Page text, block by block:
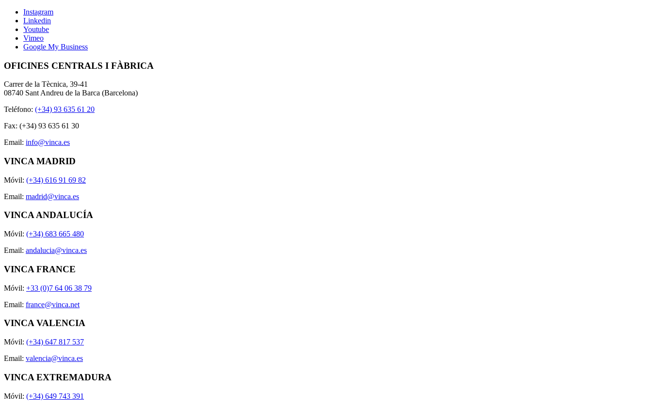
Instagram
Linkedin
Youtube
Vimeo
Google My Business
OFICINES CENTRALS I FÀBRICA
Carrer de la Tècnica, 39-41
08740 Sant Andreu de la Barca (Barcelona)
Teléfono: (+34) 93 635 61 20
Fax: (+34) 93 635 61 30
Email: info@vinca.es
VINCA MADRID
Móvil: (+34) 616 91 69 82
Email: madrid@vinca.es
VINCA ANDALUCÍA
Móvil: (+34) 683 665 480
Email: andalucia@vinca.es
VINCA FRANCE
Móvil: +33 (0)7 64 06 38 79
Email: france@vinca.net
VINCA VALENCIA
Móvil: (+34) 647 817 537
Email: valencia@vinca.es
VINCA EXTREMADURA
Móvil: (+34) 649 743 391